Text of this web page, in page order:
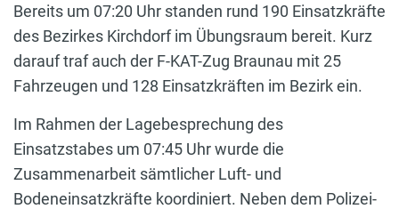
Bereits um 07:20 Uhr standen rund 190 Einsatzkräfte
des Bezirkes Kirchdorf im Übungsraum bereit. Kurz
darauf traf auch der F-KAT-Zug Braunau mit 25
Fahrzeugen und 128 Einsatzkräften im Bezirk ein.
Im Rahmen der Lagebesprechung des
Einsatzstabes um 07:45 Uhr wurde die
Zusammenarbeit sämtlicher Luft- und
Bodeneinsatzkräfte koordiniert. Neben dem Polizei-